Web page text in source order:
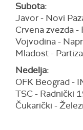
Subota:
Javor - Novi
Crvena zvezda
Vojvodina -
Mladost -
Nedelja:
OFK Beograd -
TSC - Radnički
Čukarički -